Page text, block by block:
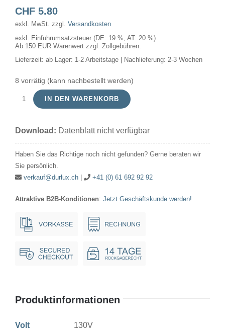
CHF5.80
exkl. MwSt. zzgl. Versandkosten
exkl. Einfuhrumsatzsteuer (DE: 19 %, AT: 20 %)
Ab 150 EUR Warenwert zzgl. Zollgebühren.
Lieferzeit: ab Lager: 1-2 Arbeitstage | Nachlieferung: 2-3 Wochen
8 vorrätig (kann nachbestellt werden)
Kugellampe
25W
Menge
IN DEN WARENKORB
Download: Datenblatt nicht verfügbar
Haben Sie das Richtige noch nicht gefunden? Gerne beraten wir
Sie persönlich.
verkauf@durlux.ch| +41 (0) 61 692 92 92
Attraktive B2B-Konditionen: Jetzt Geschäftskunde werden!
Produktinformationen
Volt 130V